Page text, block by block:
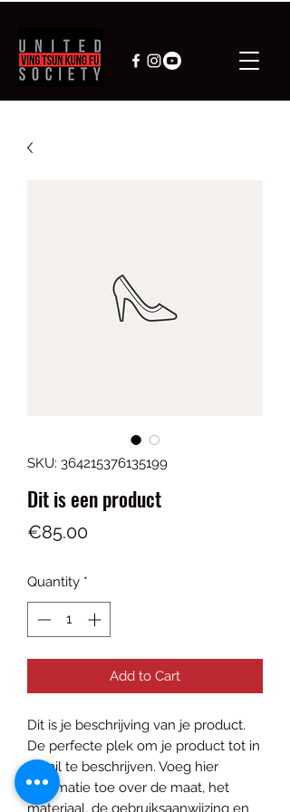
SKU: 364215376135199
Dit is een product
€85.00Price
Quantity *
Add to Cart
Dit is je beschrijving van je product.
De perfecte plek om je product tot in
detail te beschrijven. Voeg hier
informatie toe over de maat, het
materiaal, de gebruiksaanwijzing en